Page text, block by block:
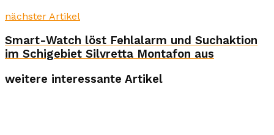
nächster Artikel
Smart-Watch löst Fehlalarm und Suchaktion
im Schigebiet Silvretta Montafon aus
weitere interessante Artikel